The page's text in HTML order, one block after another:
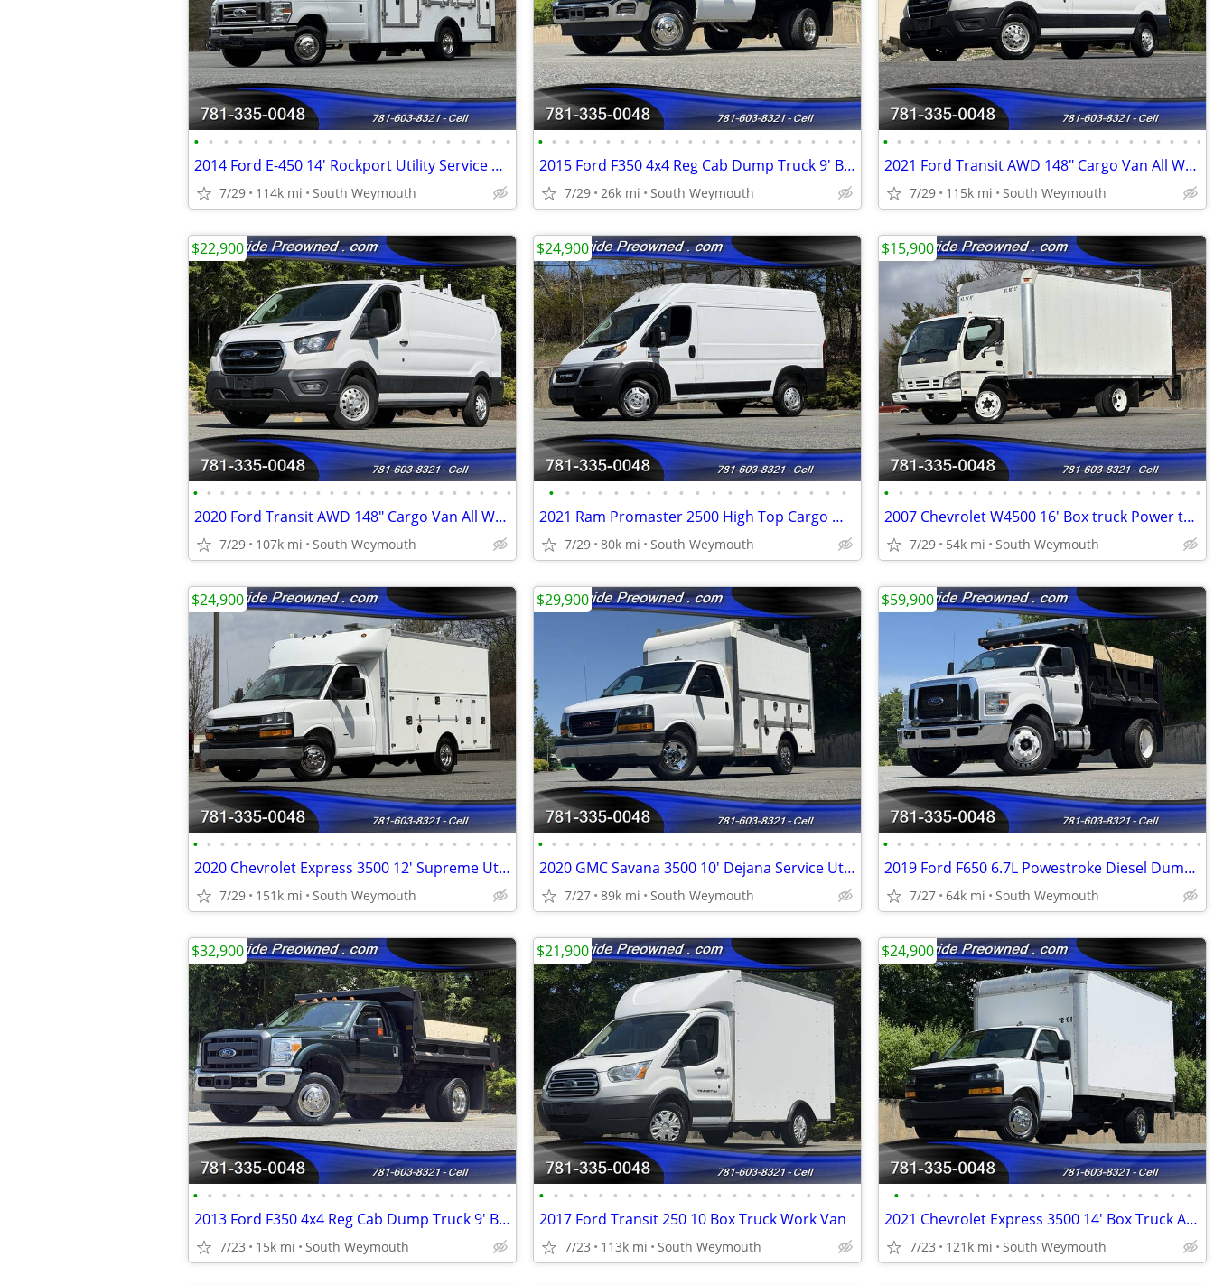
• • • • • • • • • • • • • • • • • • • • • •
2014 Ford E-450 14' Rockport Utility Service Body Work Van #14799
7/29 114k mi South Weymouth
• • • • • • • • • • • • • • • • • • • • • • • •
2015 Ford F350 4x4 Reg Cab Dump Truck 9' Body 6.2L 25K Original Mile
7/29 26k mi South Weymouth
• • • • • • • • • • • • • • • • • • • • • • • •
2021 Ford Transit AWD 148" Cargo Van All Wheel Drive AWD #14947
7/29 115k mi South Weymouth
• • • • • • • • • • • • • • • • • • • • • • • •
2020 Ford Transit AWD 148" Cargo Van All Wheel Drive #14920
7/29 107k mi South Weymouth
$22,900
• • • • • • • • • • • • • • • • • • •
2021 Ram Promaster 2500 High Top Cargo Work Van 78K #14882
7/29 80k mi South Weymouth
$24,900
• • • • • • • • • • • • • • • • • • • • • •
2007 Chevrolet W4500 16' Box truck Power tuck under liftgate 54K Mil
7/29 54k mi South Weymouth
$15,900
• • • • • • • • • • • • • • • • • • • • • • • •
2020 Chevrolet Express 3500 12' Supreme Utility Service Van #14878
7/29 151k mi South Weymouth
$24,900
• • • • • • • • • • • • • • • • • • • • • • • •
2020 GMC Savana 3500 10' Dejana Service Utility Van #14954
7/27 89k mi South Weymouth
$29,900
• • • • • • • • • • • • • • • • • • • • • • • •
2019 Ford F650 6.7L Powestroke Diesel Dump Truck 64K #14935
7/27 64k mi South Weymouth
$59,900
• • • • • • • • • • • • • • • • • • • • • • •
2013 Ford F350 4x4 Reg Cab Dump Truck 9' Body 6.2L 14K Original Mile
7/23 15k mi South Weymouth
$32,900
• • • • • • • • • • • • • • • • • • • • • •
2017 Ford Transit 250 10 Box Truck Work Van
7/23 113k mi South Weymouth
$21,900
• • • • • • • • • • • • • • • • • • •
2021 Chevrolet Express 3500 14' Box Truck Aluminum Tommy gate Liftga
7/23 121k mi South Weymouth
$24,900